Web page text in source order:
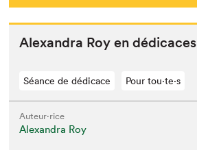
Alexan­dra Roy en dédicaces
Séance de dédicace Pour tou⋅te⋅s
Auteur·rice
Alexandra Roy